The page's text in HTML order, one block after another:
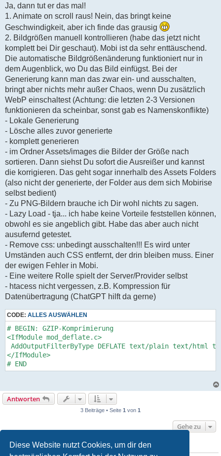
Diese Website nutzt Cookies, um dir den
g
e
l
e
s
e
n
e
B
e
i
t
r
a
g
Ja, dann tut er das mal!
1. Animate on scroll raus! Nein, das bringt keine
Geschwindigkeit, aber ich finde das grausig
2. Bildgrößen manuell kontrollieren (habe das jetzt nicht
komplett bei Dir geschaut). Mobi ist da sehr enttäuschend.
Die automatische Bildgrößenänderung funktioniert nur in
dem Augenblick, wo Du das Bild einfügst. Bei der
Generierung kann man das zwar ein- und ausschalten,
bringt aber nichts mehr außer Chaos, wenn Du zusätzlich
WebP einschaltest (Achtung: die letzten 2-3 Versionen
funktionieren da scheinbar, sonst gab es Namenskonflikte)
- Lokale Generierung
- Lösche alles zuvor generierte
- komplett generieren
- im Ordner Assets/images die Bilder der Größe nach
sortieren. Dann siehst Du sofort die Ausreißer und kannst
die korrigieren. Das geht sogar innerhalb des Assets Folders
(also nicht der generierte, der Folder aus dem sich Mobirise
selbst bedient)
- Zu PNG-Bildern brauche ich Dir wohl nichts zu sagen.
- Lazy Load - tja... ich habe keine Vorteile feststellen können,
obwohl es sie angeblich gibt. Habe das aber auch nicht
ausufernd getestet.
- Remove css: unbedingt ausschalten!!! Es wird unter
Umständen auch CSS entfernt, der drin bleiben muss. Einer
der ewigen Fehler in Mobi.
- Eine weitere Rolle spielt der Server/Provider selbst
- htacess nicht vergessen, z.B. Kompression für
Datenübertragung (ChatGPT hilft da gerne)
CODE: ALLES AUSWÄHLEN
# BEGIN: GZIP-Komprimierung
<IfModule mod_deflate.c>
AddOutputFilterByType DEFLATE text/plain text/
</IfModule>
# END
Antworten
3 Beiträge • Seite 1 von 1
Gehe zu
WER IST ONLINE?